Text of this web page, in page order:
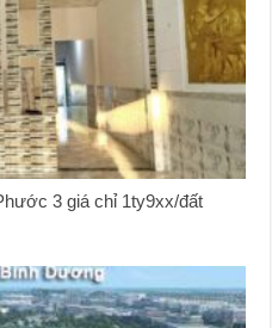
3 giá chỉ 1ty9xx/đất